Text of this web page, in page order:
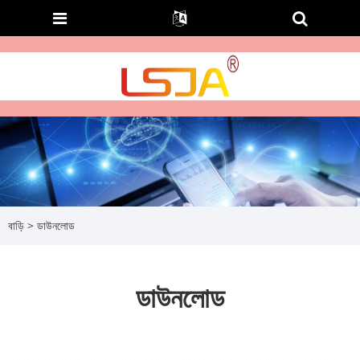
বাড়ি > ডাউনলোড
ডাউনলোড